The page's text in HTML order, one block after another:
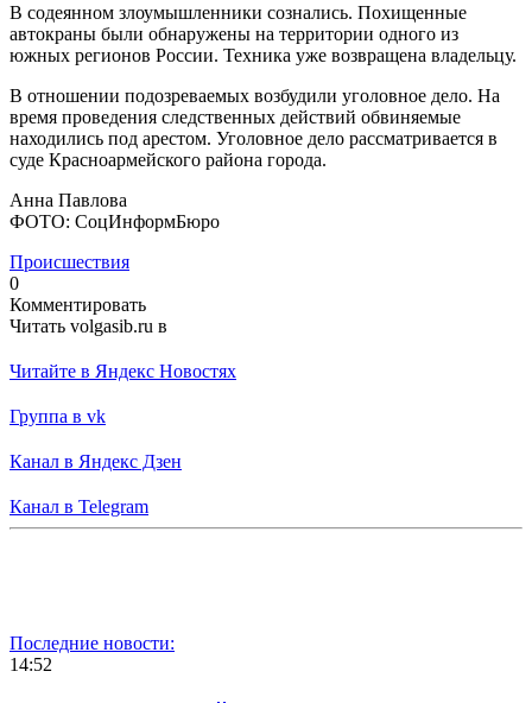
В содеянном злоумышленники сознались. Похищенные
автокраны были обнаружены на территории одного из
южных регионов России. Техника уже возвращена владельцу.
В отношении подозреваемых возбудили уголовное дело. На
время проведения следственных действий обвиняемые
находились под арестом. Уголовное дело рассматривается в
суде Красноармейского района города.
Анна Павлова
ФОТО: СоцИнформБюро
Происшествия
0
Комментировать
Читать volgasib.ru в
Читайте в Яндекс Новостях
Группа в vk
Канал в Яндекс Дзен
Канал в Telegram
Последние новости:
14:52